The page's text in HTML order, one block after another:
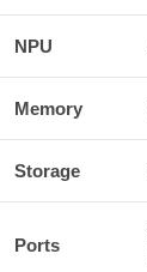
NPU
Memory
Storage
Ports